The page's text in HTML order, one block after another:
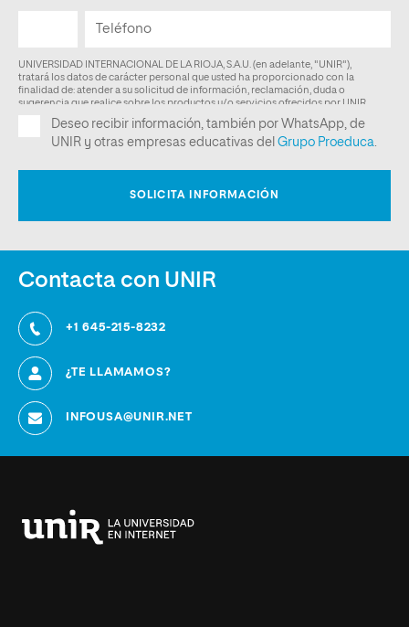
Contacta con UNIR
+1 645-215-8232
¿TE LLAMAMOS?
INFOUSA@UNIR.NET